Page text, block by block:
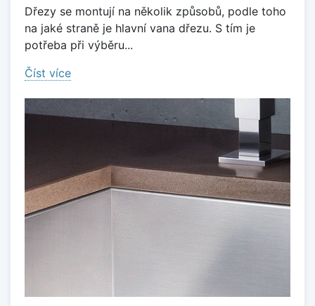
Dřezy se montují na několik způsobů, podle toho
na jaké straně je hlavní vana dřezu. S tím je
potřeba při výběru...
Číst více